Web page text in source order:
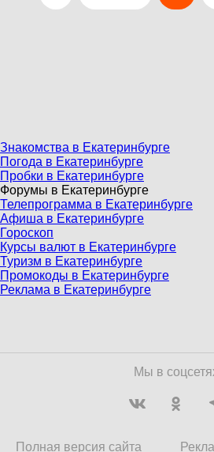
Знакомства в Екатеринбурге
Погода в Екатеринбурге
Пробки в Екатеринбурге
Форумы в Екатеринбурге
Телепрограмма в Екатеринбурге
Афиша в Екатеринбурге
Гороскоп
Курсы валют в Екатеринбурге
Туризм в Екатеринбурге
Промокоды в Екатеринбурге
Реклама в Екатеринбурге
Мы в
Полная версия сайта